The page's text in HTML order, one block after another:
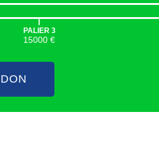
|
PALIER 3
15000 €